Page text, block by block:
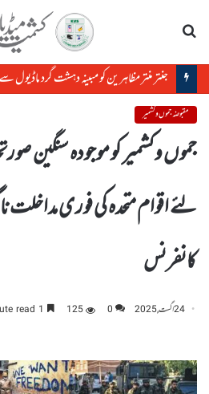
مقبوضہ جموں و کشمیر
جموں وکشمیر کو موجودہ سنگین
لئے اقوام متحدہ کی فوری
کانفرنس
24 اگست, 2025 0
125